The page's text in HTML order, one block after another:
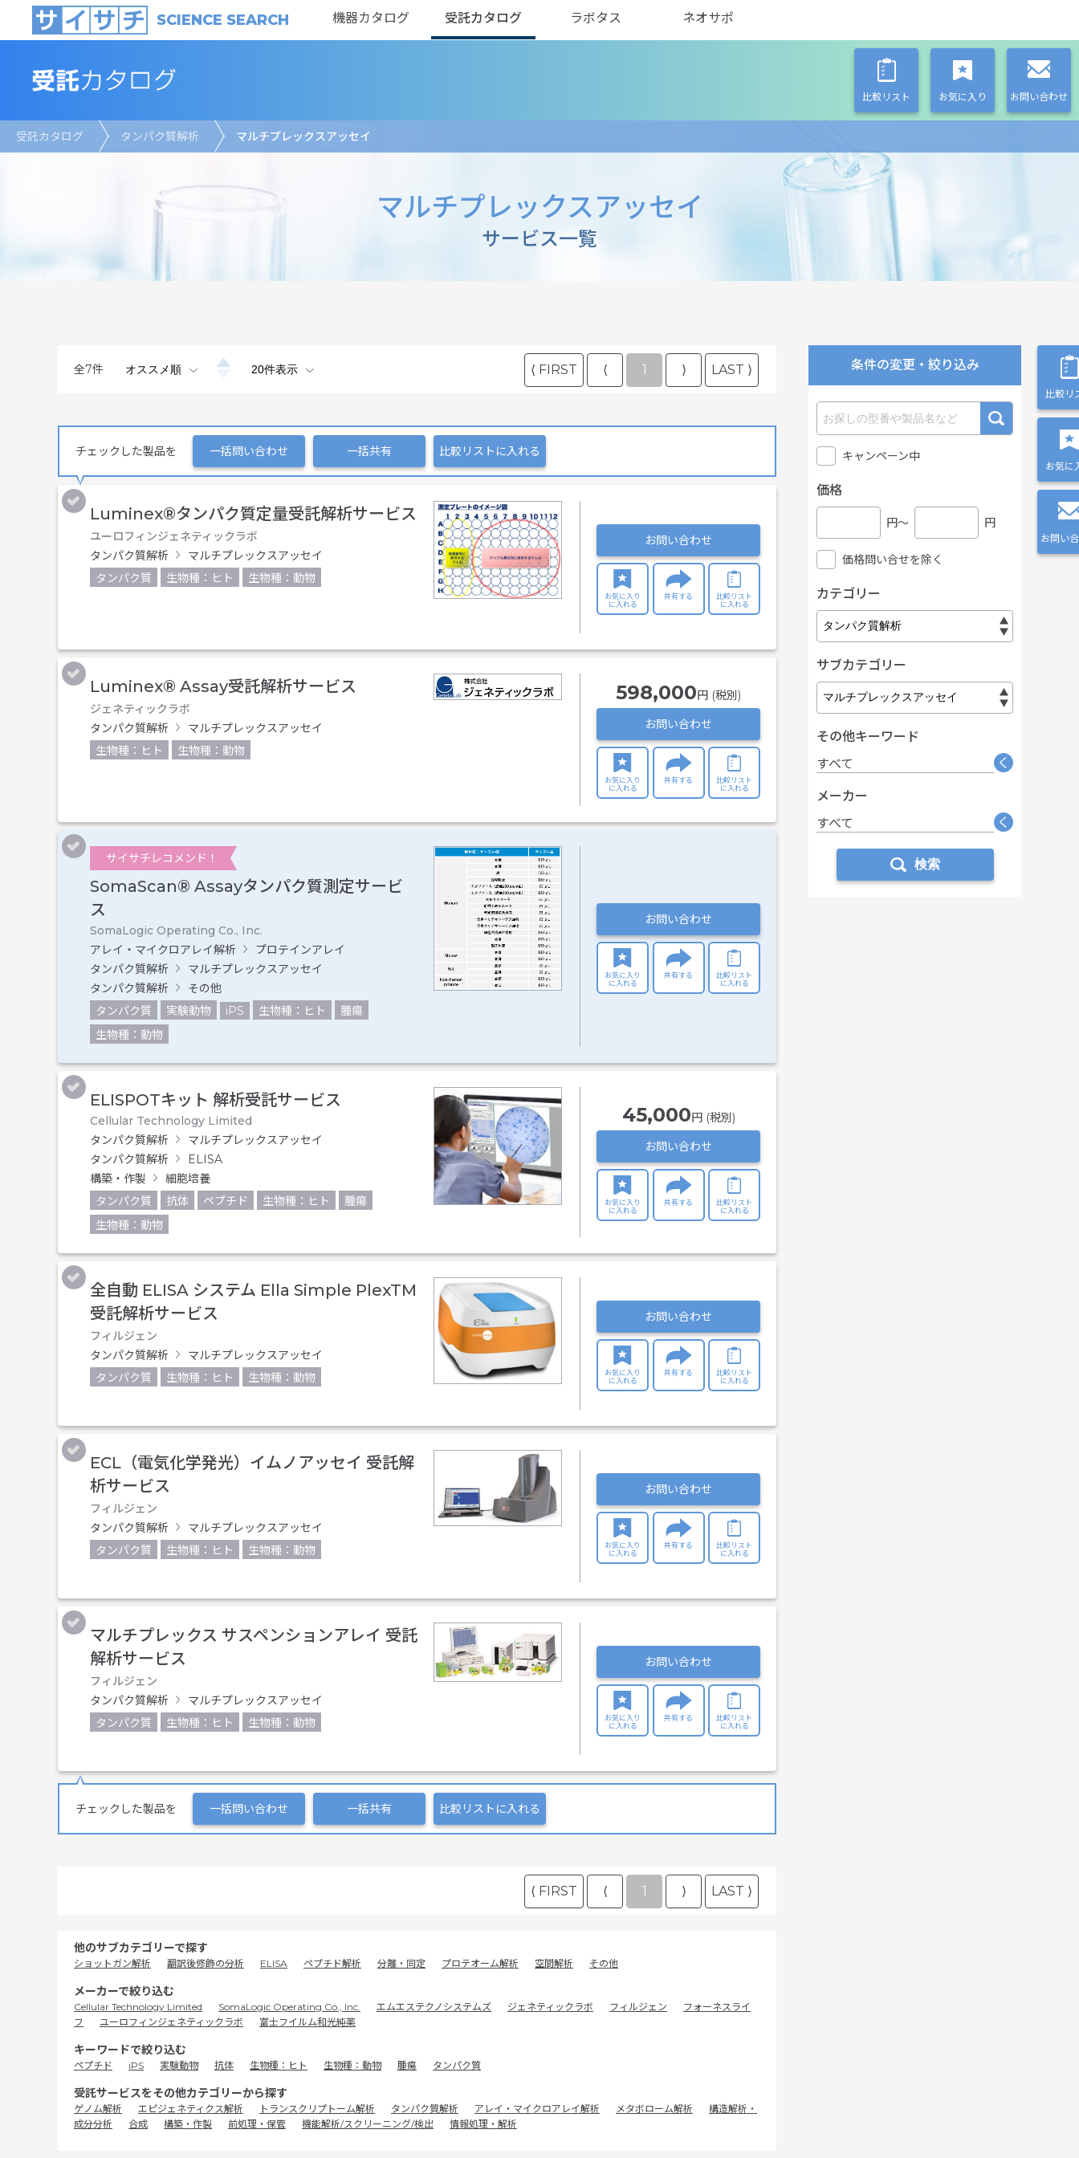
SCIENCE SEARCH 機器カタログ 受託カタログ ラボタス ネオサポ
比較リスト お気に入り お問い合わせ
受託カタログ タンパク質解析 マルチプレックスアッセイ
マルチプレックスアッセイ
サービス一覧
全7件 ⟨ FIRST ⟨ 1 ⟩ LAST ⟩
チェックした製品を 一括問い合わせ 一括共有 比較リストに入れる
Luminex®タンパク質定量受託解析サービス
ユーロフィンジェネティックラボ
タンパク質解析
マルチプレックスアッセイ
タンパク質
生物種：ヒト 生物種：動物
お問い合わせ
お気に入り
に入れる
共有する
比較リスト
に入れる
Luminex® Assay受託解析サービス
ジェネティックラボ
タンパク質解析
マルチプレックスアッセイ
生物種：ヒト
生物種：動物
598,000円 (税別)
お問い合わせ
お気に入り
に入れる
共有する
比較リスト
に入れる
サイサチレコメンド！
SomaScan® Assayタンパク質測定サービ
ス
SomaLogic Operating Co., Inc.
アレイ・マイクロアレイ解析
プロテインアレイ
タンパク質解析
マルチプレックスアッセイ
タンパク質解析
その他
タンパク質
実験動物 iPS 生物種：ヒト
腫瘍
生物種：動物
お問い合わせ
お気に入り
に入れる
共有する
比較リスト
に入れる
ELISPOTキット 解析受託サービス
Cellular Technology Limited
タンパク質解析
マルチプレックスアッセイ
タンパク質解析
ELISA
構築・作製
細胞培養
タンパク質
抗体 ペプチド 生物種：ヒト
腫瘍
生物種：動物
45,000円 (税別)
お問い合わせ
お気に入り
に入れる
共有する
比較リスト
に入れる
全自動 ELISA システム Ella Simple PlexTM
受託解析サービス
フィルジェン
タンパク質解析
マルチプレックスアッセイ
タンパク質
生物種：ヒト 生物種：動物
お問い合わせ
お気に入り
に入れる
共有する
比較リスト
に入れる
ECL（電気化学発光）イムノアッセイ 受託解
析サービス
フィルジェン
タンパク質解析
マルチプレックスアッセイ
タンパク質
生物種：ヒト 生物種：動物
お問い合わせ
お気に入り
に入れる
共有する
比較リスト
に入れる
マルチプレックス サスペンションアレイ 受託
解析サービス
フィルジェン
タンパク質解析
マルチプレックスアッセイ
タンパク質
生物種：ヒト 生物種：動物
お問い合わせ
お気に入り
に入れる
共有する
比較リスト
に入れる
チェックした製品を 一括問い合わせ 一括共有 比較リストに入れる
⟨ FIRST ⟨ 1 ⟩ LAST ⟩
比較リ
お気に
お問い
条件の変更・絞り込み
キャンペーン中
価格
円〜 円
価格問い合せを除く
カテゴリー
サブカテゴリー
その他キーワード
すべて
く
メーカー
すべて
く
検索
他のサブカテゴリーで探す
ショットガン解析 翻訳後修飾の分析 ELISA ペプチド解析 分離・同定 プロテオーム解析 空間解析 その他
メーカーで絞り込む
Cellular Technology Limited SomaLogic Operating Co., Inc. エムエステクノシステムズ ジェネティックラボ フィルジェン
フォーネスライ
フ
ユーロフィンジェネティックラボ 富士フイルム和光純薬
キーワードで絞り込む
ペプチド iPS 実験動物 抗体 生物種：ヒト 生物種：動物 腫瘍 タンパク質
受託サービスをその他カテゴリーから探す
ゲノム解析 エピジェネティクス解析 トランスクリプトーム解析 タンパク質解析 アレイ・マイクロアレイ解析 メタボローム解析
構造解析・
成分分析
合成 構築・作製 前処理・保管 機能解析/スクリーニング/検出 情報処理・解析